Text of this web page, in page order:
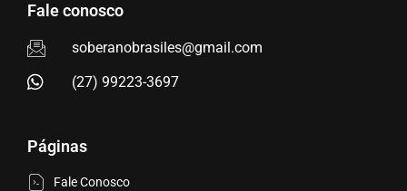
Fale conosco
soberanobrasiles@gmail.com
(27) 99223-3697
Páginas
Fale Conosco